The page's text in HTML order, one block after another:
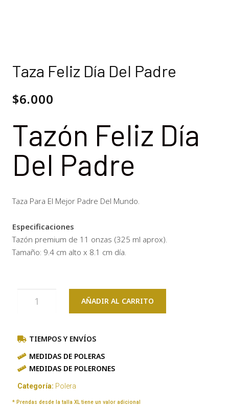
Taza Feliz Día Del Padre
$6.000
Tazón Feliz Día
Del Padre
Taza Para El Mejor Padre Del Mundo.
Especificaciones
Tazón premium de 11 onzas (325 ml aprox).
Tamaño: 9.4 cm alto x 8.1 cm día.
AÑADIR AL CARRITO
TIEMPOS Y ENVÍOS
MEDIDAS DE POLERAS
MEDIDAS DE POLERONES
Categoría: Polera
* Prendas desde la talla XL tiene un valor adicional